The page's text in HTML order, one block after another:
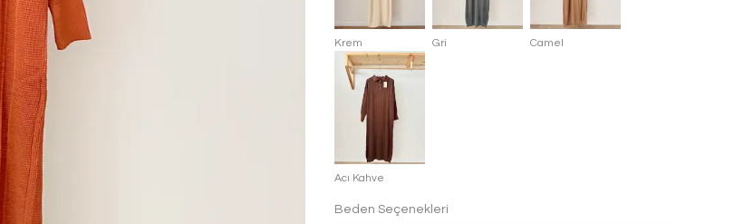
Krem Gri Camel
Acı Kahve
Beden Seçenekleri